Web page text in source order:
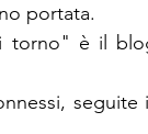
portata.
è il